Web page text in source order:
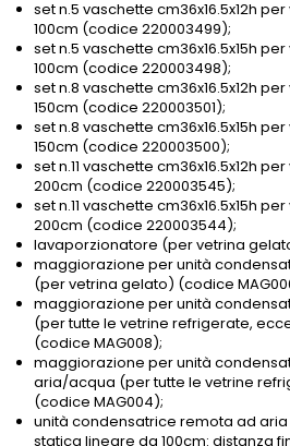
set n.5 vaschette cm36x16.5x12h
100cm (codice 220003499);
set n.5 vaschette cm36x16.5x15h
100cm (codice 220003498);
set n.8 vaschette cm36x16.5x12h
150cm (codice 220003501);
set n.8 vaschette cm36x16.5x15h
150cm (codice 220003500);
set n.11 vaschette cm36x16.5x12h
200cm (codice 220003545);
set n.11 vaschette cm36x16.5x15h
200cm (codice 220003544);
lavaporzionatore (per vetrina
maggiorazione per unità
(per vetrina gelato) (codice
maggiorazione per unità
(per tutte le vetrine refrigerate,
(codice MAG008);
maggiorazione per unità
aria/acqua (per tutte le vetrine
(codice MAG004);
unità condensatrice remota ad
statica lineare da 100cm: distanza